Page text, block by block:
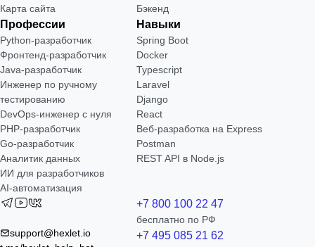
Карта сайта
Бэкенд
Профессии
Python-разработчик
Фронтенд-разработчик
Java-разработчик
Инженер по ручному
тестированию
DevOps-инженер с нуля
РНР-разработчик
Go-разработчик
Аналитик данных
ИИ для разработчиков
AI-автоматизация
Навыки
Spring Boot
Docker
Typescript
Laravel
Django
React
Веб-разработка на Express
Postman
REST API в Node.js
support@hexlet.io
+7 800 100 22 47
бесплатно по РФ
+7 495 085 21 62